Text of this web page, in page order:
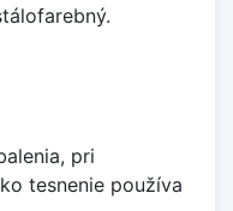
pri
tesnenie používa